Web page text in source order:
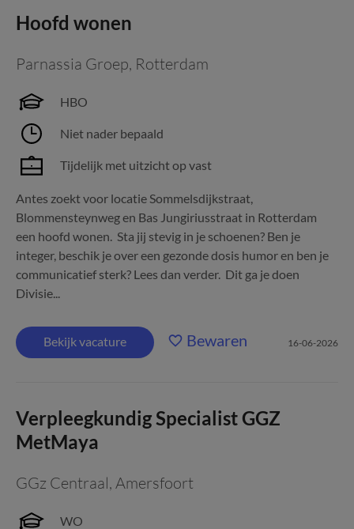
Hoofd wonen
Parnassia Groep, Rotterdam
HBO
Niet nader bepaald
Tijdelijk met uitzicht op vast
Antes zoekt voor locatie Sommelsdijkstraat,
Blommensteynweg en Bas Jungiriusstraat in Rotterdam
een hoofd wonen. Sta jij stevig in je schoenen? Ben je
integer, beschik je over een gezonde dosis humor en ben je
communicatief sterk? Lees dan verder. Dit ga je doen
Divisie...
Bekijk vacature Bewaren 16-06-2026
Verpleegkundig Specialist GGZ
MetMaya
GGz Centraal, Amersfoort
WO